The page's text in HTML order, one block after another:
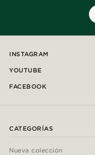
INSTAGRAM
YOUTUBE
FACEBOOK
CATEGORÍAS
Nueva colección